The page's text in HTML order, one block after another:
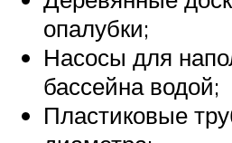
опалубки;
Насосы для
бассейна водой;
Пластиковые